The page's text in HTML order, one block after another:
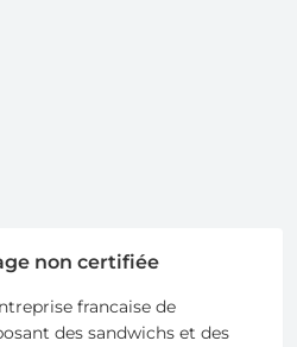
non certifiée
francaise de
des sandwichs et des